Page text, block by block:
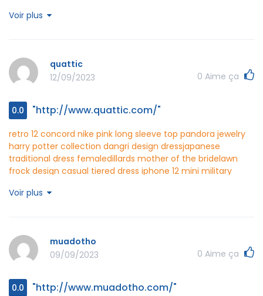
Voir plus
quattic
12/09/2023
0 Aime ça
0.0 "http://www.quattic.com/"
retro 12 concord nike pink long sleeve top pandora jewelry
harry potter collection dangri design dressjapanese
traditional dress femaledillards mother of the bridelawn
frock design casual tiered dress iphone 12 mini military
samsung galaxy s21
Voir plus
muadotho
09/09/2023
0 Aime ça
0.0 "http://www.muadotho.com/"